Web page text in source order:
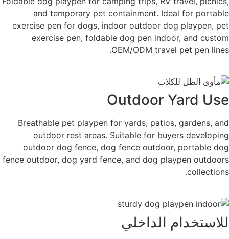
and temporary pet containment. Ideal for portable
exercise pen for dogs, indoor outdoor dog playpen, pet
exercise pen, foldable dog pen indoor, and custom
OEM/ODM travel pet pen lines.
Outdoor Yard Use
Breathable pet playpen for yards, patios, gardens, and
outdoor rest areas. Suitable for buyers developing
outdoor dog fence, dog fence outdoor, portable dog
fence outdoor, dog yard fence, and dog playpen outdoors
collections.
للاستخدام الداخلي